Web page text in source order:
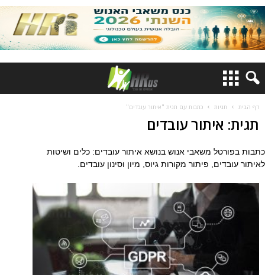
דף הבית תגיות כתבות עם תגית "איתור עובדים"
תגית: איתור עובדים
כתבות בפורטל משאבי אנוש בנושא איתור עובדים: כלים ושיטות
לאיתור עובדים, פיתור מקורות גיוס, מיון וסינון עובדים.